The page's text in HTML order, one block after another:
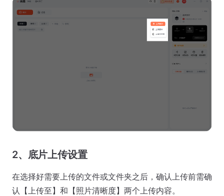
2、底片上传设置
在选择好需要上传的文件或文件夹之后，确认上传前需确
认【上传至】和【照片清晰度】两个上传内容。